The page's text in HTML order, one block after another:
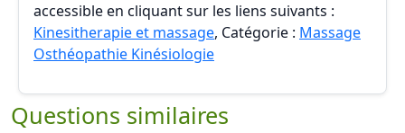
accessible en cliquant sur les liens suivants :
Kinesitherapie et massage, Catégorie : Massage
Osthéopathie Kinésiologie
Questions similaires